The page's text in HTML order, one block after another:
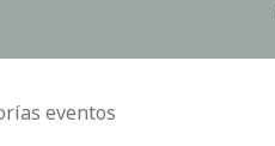
eventos